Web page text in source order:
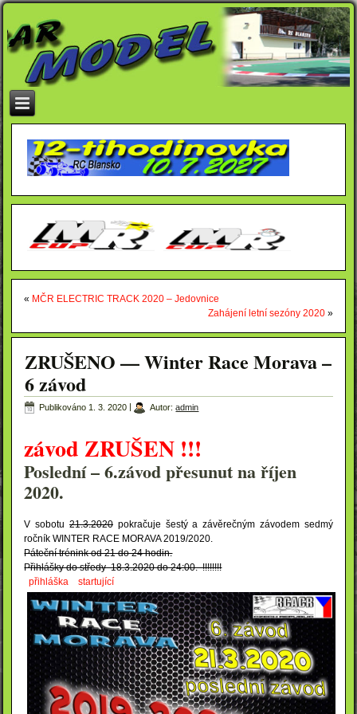
« MČR ELECTRIC TRACK 2020 – Jedovnice
Zahájení letní sezóny 2020»
ZRUŠENO — Winter Race Morava –
6 závod
Publikováno 1. 3. 2020 Autor: admin
závod ZRUŠEN !!!
Poslední – 6.závod přesunut na říjen
2020.
V sobotu 21.3.2020pokračuje šestý a závěrečným závodem sedmý
ročník WINTER RACE MORAVA 2019/2020.
Páteční trénink od 21 do 24 hodin.
Přihlášky do středy 18.3.2020 do 24:00. !!!!!!!!
přihláška
startující